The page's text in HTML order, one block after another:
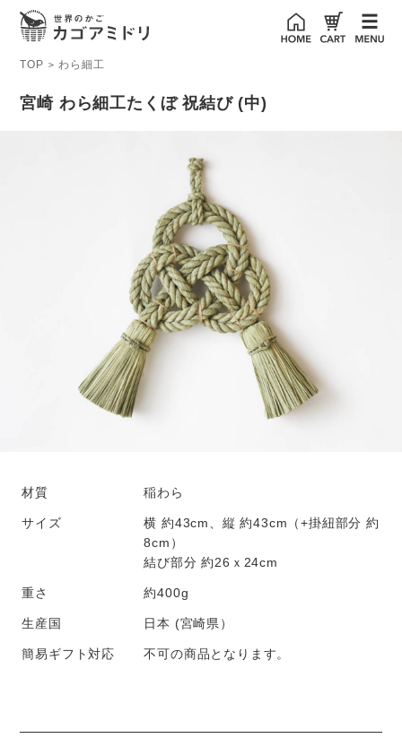
TOP > わら細工
宮崎 わら細工たくぼ 祝結び (中)
材質 稲わら
サイズ
横 約43cm、縦 約43cm（+掛紐部分 約
8cm）
結び部分 約26ｘ24cm
重さ 約400g
生産国 日本 (宮崎県）
簡易ギフト対応 不可の商品となります。